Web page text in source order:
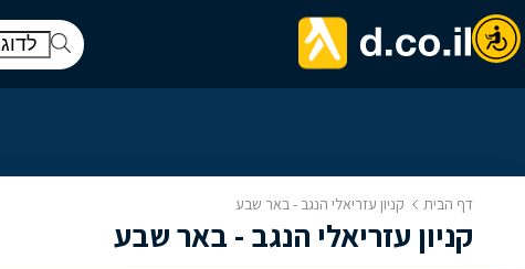
דף הבית קניון עזריאלי הנגב - באר שבע
קניון עזריאלי הנגב - באר שבע